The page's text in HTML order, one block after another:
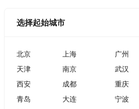
选择起始城市
北京 上海 广州
天津
南京 武汉
西安
成都 重庆
青岛
大连 宁波